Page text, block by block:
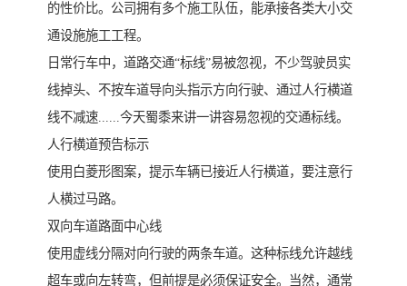
的性价比。公司拥有多个施工队伍，能承接各类大小交
通设施施工工程。
日常行车中，道路交通“标线”易被忽视，不少驾驶员实
线掉头、不按车道导向头指示方向行驶、通过人行横道
线不减速......今天蜀黍来讲一讲容易忽视的交通标线。
人行横道预告标示
使用白菱形图案，提示车辆已接近人行横道，要注意行
人横过马路。
双向车道路面中心线
使用虚线分隔对向行驶的两条车道。这种标线允许越线
超车或向左转弯，但前提是必须保证安全。当然，通常